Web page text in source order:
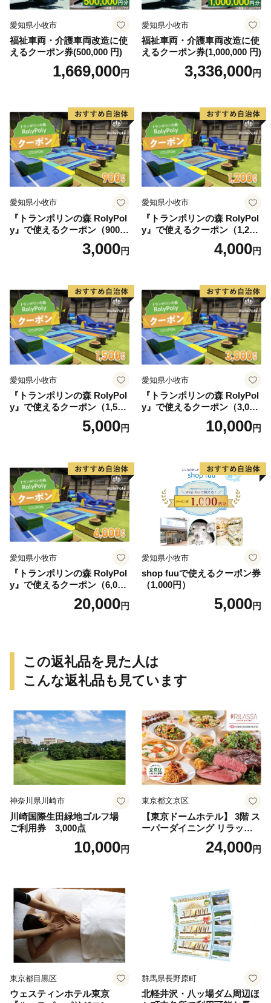
愛知県小牧市
福祉車両・介護車両改造に使
えるクーポン券(500,000 円)
1,669,000円
愛知県小牧市
福祉車両・介護車両改造に使
えるクーポン券(1,000,000 円)
3,336,000円
愛知県小牧市
『トランポリンの森 RolyPol
y』で使えるクーポン（900
3,000円
愛知県小牧市
『トランポリンの森 RolyPol
y』で使えるクーポン（1,200
4,000円
愛知県小牧市
『トランポリンの森 RolyPol
y』で使えるクーポン（1,500
5,000円
愛知県小牧市
『トランポリンの森 RolyPol
y』で使えるクーポン（3,000
10,000円
愛知県小牧市
『トランポリンの森 RolyPol
y』で使えるクーポン（6,000
20,000円
愛知県小牧市
shop fuuで使えるクーポン券
（1,000円）
5,000円
この返礼品を見た人は
こんな返礼品も見ています
神奈川県川崎市
川崎国際生田緑地ゴルフ場
ご利用券 3,000点
10,000円
東京都文京区
【東京ドームホテル】 3階 ス
ーパーダイニング リラッサ
ランチブッフェ お食事券 大
人1名様分 関東 東京 ご利用
24,000円
東京都目黒区
ウェスティンホテル東京
群馬県長野原町
北軽井沢・八ッ場ダム周辺ほ